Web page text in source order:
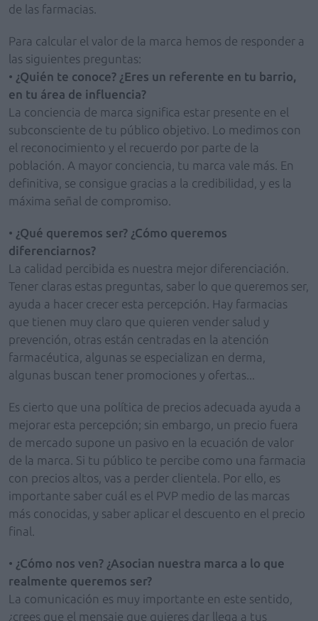
de las farmacias.
Para calcular el valor de la marca hemos de responder a
las siguientes preguntas:
• ¿Quién te conoce? ¿Eres un referente en tu barrio,
en tu área de influencia?
La conciencia de marca significa estar presente en el
subconsciente de tu público objetivo. Lo medimos con
el reconocimiento y el recuerdo por parte de la
población. A mayor conciencia, tu marca vale más. En
definitiva, se consigue gracias a la credibilidad, y es la
máxima señal de compromiso.
• ¿Qué queremos ser? ¿Cómo queremos
diferenciarnos?
La calidad percibida es nuestra mejor diferenciación.
Tener claras estas preguntas, saber lo que queremos ser,
ayuda a hacer crecer esta percepción. Hay farmacias
que tienen muy claro que quieren vender salud y
prevención, otras están centradas en la atención
farmacéutica, algunas se especializan en derma,
algunas buscan tener promociones y ofertas...
Es cierto que una política de precios adecuada ayuda a
mejorar esta percepción; sin embargo, un precio fuera
de mercado supone un pasivo en la ecuación de valor
de la marca. Si tu público te percibe como una farmacia
con precios altos, vas a perder clientela. Por ello, es
importante saber cuál es el PVP medio de las marcas
más conocidas, y saber aplicar el descuento en el precio
final.
• ¿Cómo nos ven? ¿Asocian nuestra marca a lo que
realmente queremos ser?
La comunicación es muy importante en este sentido,
¿crees que el mensaje que quieres dar llega a tus